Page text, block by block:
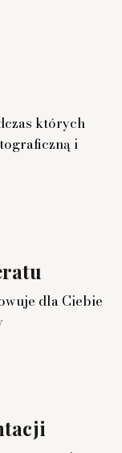
których
i
dla Ciebie